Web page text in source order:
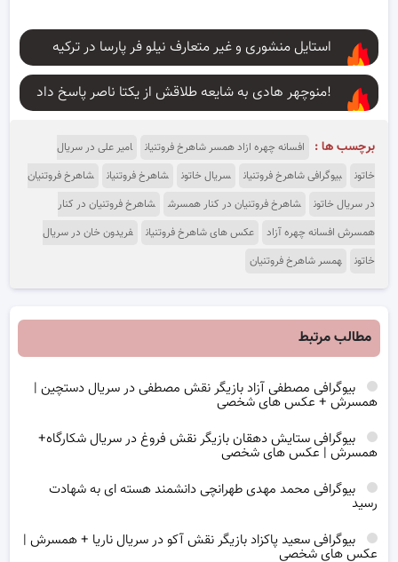
استایل منشوری و غیر متعارف نیلو فر پارسا در ترکیه
منوچهر هادی به شایعه طلاقش از یکتا ناصر پاسخ داد!
برچسب ها : افسانه چهره ازاد همسر شاهرخ فروتنیان
امیر علی در سریال
خاتون
بیوگرافی شاهرخ فروتنیان سریال خاتون شاهرخ فروتنیان
شاهرخ فروتنیان
در سریال خاتون
شاهرخ فروتنیان در کنار همسرش
شاهرخ فروتنیان در کنار
همسرش افسانه چهره آزاد
عکس های شاهرخ فروتنیان
فریدون خان در سریال
خاتون
همسر شاهرخ فروتنیان
مطالب مرتبط
بیوگرافی مصطفی آزاد بازیگر نقش مصطفی در سریال دستچین |
همسرش + عکس های شخصی
بیوگرافی ستایش دهقان بازیگر نقش فروغ در سریال شکارگاه+
همسرش | عکس های شخصی
بیوگرافی محمد مهدی طهرانچی دانشمند هسته ای به شهادت
رسید
بیوگرافی سعید پاکزاد بازیگر نقش آکو در سریال ناریا + همسرش |
عکس های شخصی